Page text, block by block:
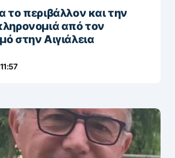
το περιβάλλον και την
από τον
στην Αιγιάλεια